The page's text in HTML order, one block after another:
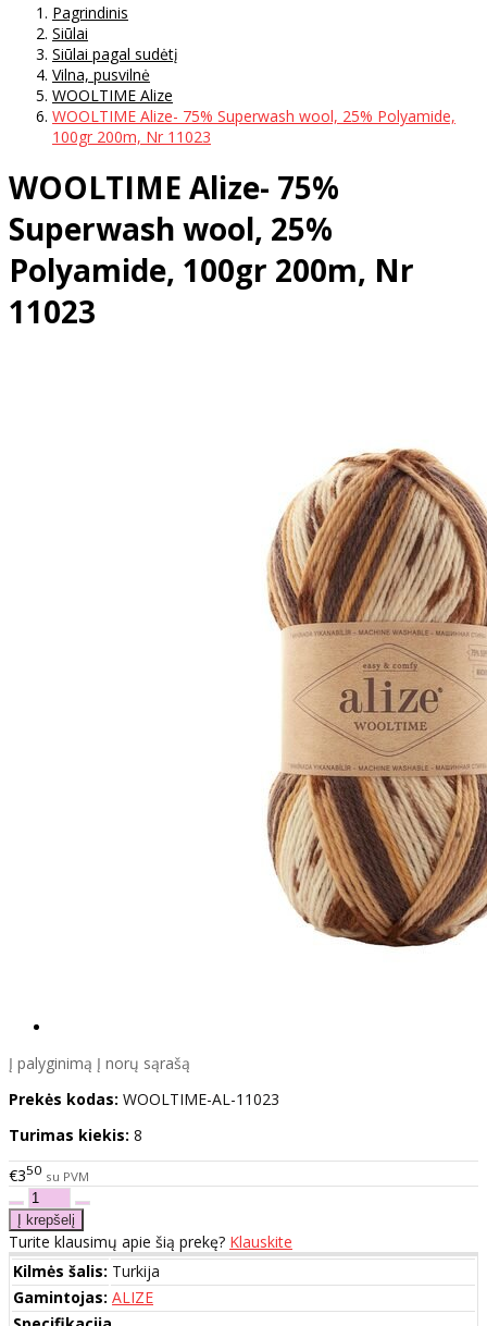
Pagrindinis
Siūlai
Siūlai pagal sudėtį
Vilna, pusvilnė
WOOLTIME Alize
WOOLTIME Alize- 75% Superwash wool, 25% Polyamide,
100gr 200m, Nr 11023
WOOLTIME Alize- 75%
Superwash wool, 25%
Polyamide, 100gr 200m, Nr
11023
Į palyginimą Į norų sąrašą
Prekės kodas: WOOLTIME-AL-11023
Turimas kiekis: 8
€350 su PVM
Turite klausimų apie šią prekę? Klauskite
Kilmės šalis: Turkija
Gamintojas: ALIZE